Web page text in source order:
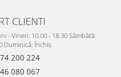
CLIENTI
- Vineri: 10.00 - 18.30 Sâmbătă:
Duminică: Închis
200 224
080 067